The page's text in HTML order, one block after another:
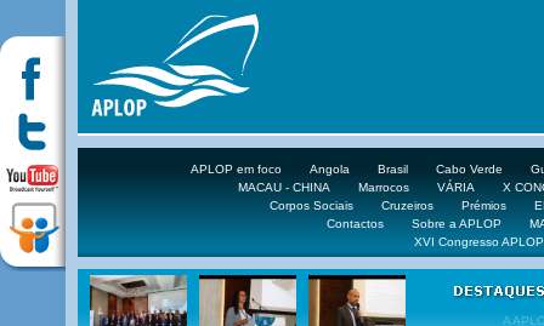
APLOP em foco Angola Brasil Cabo Verde
MACAU - CHINA
Marrocos VÁRIA
X
Corpos Sociais
Cruzeiros Prémios
Contactos
Sobre a APLOP
XVI Congresso APLOP
VEJA